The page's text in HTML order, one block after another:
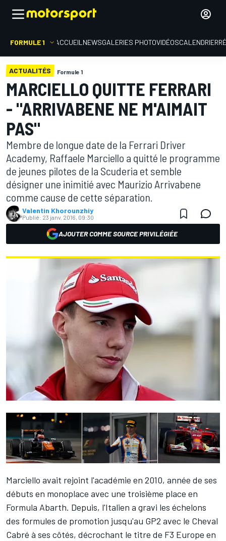
FORMULE 1 ACCUEIL NEWSGALERIES PHOTOVIDÉOSCALENDRIER
ACTUALITÉS Formule 1
MARCIELLO QUITTE FERRARI
- "ARRIVABENE NE M'AIMAIT
PAS"
Membre de longue date de la Ferrari Driver
Academy, Raffaele Marciello a quitté le programme
de jeunes pilotes de la Scuderia et semble
désigner une inimitié avec Maurizio Arrivabene
comme cause de cette séparation.
Valentin Khorounzhiy
Publié: 23 janv. 2016, 09:30
AJOUTER COMME SOURCE PRIVILÉGIÉE
Marciello avait rejoint l'académie en 2010, année de ses
débuts en monoplace avec une troisième place en
Formula Abarth. Depuis, l'Italien a gravi les échelons
des formules de promotion jusqu'au GP2 avec le Cheval
Cabré à ses côtés, décrochant le titre de F3 Europe en